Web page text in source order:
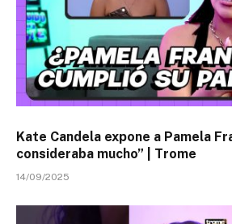
Kate Candela expone a Pamela
consideraba mucho” | Trome
14/09/2025